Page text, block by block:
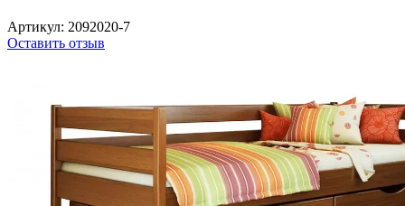
Артикул: 2092020-7
Оставить отзыв